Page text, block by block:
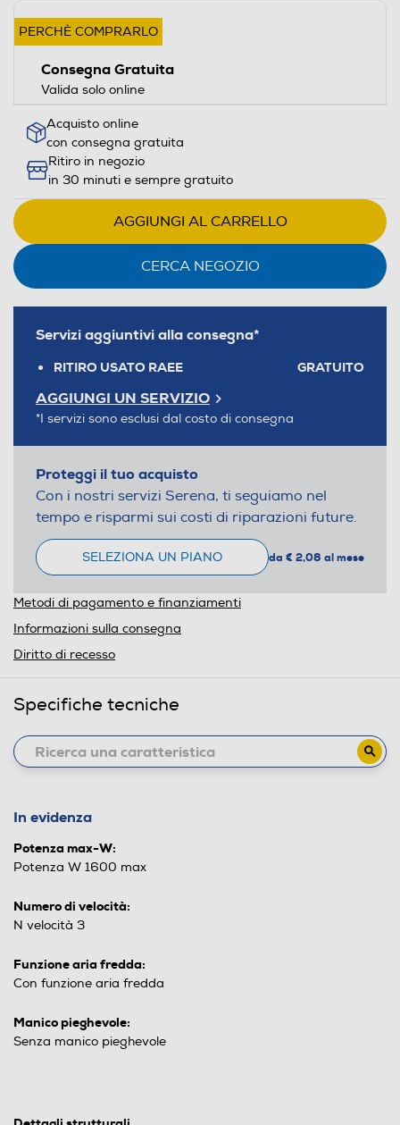
PERCHÈ COMPRARLO
Consegna Gratuita
Valida solo online
Acquisto online
con consegna gratuita
Ritiro in negozio
in 30 minuti e sempre gratuito
AGGIUNGI AL CARRELLO
CERCA NEGOZIO
Servizi aggiuntivi alla consegna*
RITIRO USATO RAEE GRATUITO
AGGIUNGI UN SERVIZIO
*I servizi sono esclusi dal costo di consegna
Proteggi il tuo acquisto
Con i nostri servizi Serena, ti seguiamo nel
tempo e risparmi sui costi di riparazioni future.
SELEZIONA UN PIANO da € 2,08 al mese
Metodi di pagamento e finanziamenti
Informazioni sulla consegna
Diritto di recesso
Specifiche tecniche
In evidenza
Potenza max-W:
Potenza W 1600 max
Numero di velocità:
N velocità 3
Funzione aria fredda:
Con funzione aria fredda
Manico pieghevole:
Senza manico pieghevole